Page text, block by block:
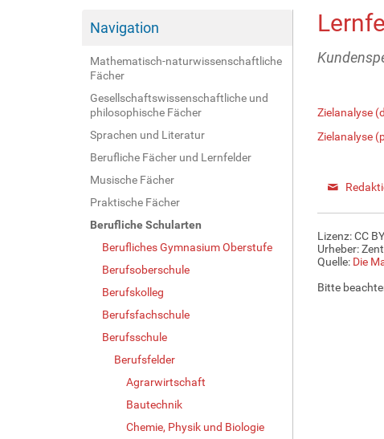
Navigation
Mathematisch-naturwissenschaftliche
Fächer
Gesellschaftswissenschaftliche und
philosophische Fächer
Sprachen und Literatur
Berufliche Fächer und Lernfelder
Musische Fächer
Praktische Fächer
Berufliche Schularten
Berufliches Gymnasium Oberstufe
Berufsoberschule
Berufskolleg
Berufsfachschule
Berufsschule
Berufsfelder
Agrarwirtschaft
Bautechnik
Chemie, Physik und Biologie
Zielanalyse
Zielanalyse
Lizenz: CC
Urheber:
Quelle: Die
Bitte